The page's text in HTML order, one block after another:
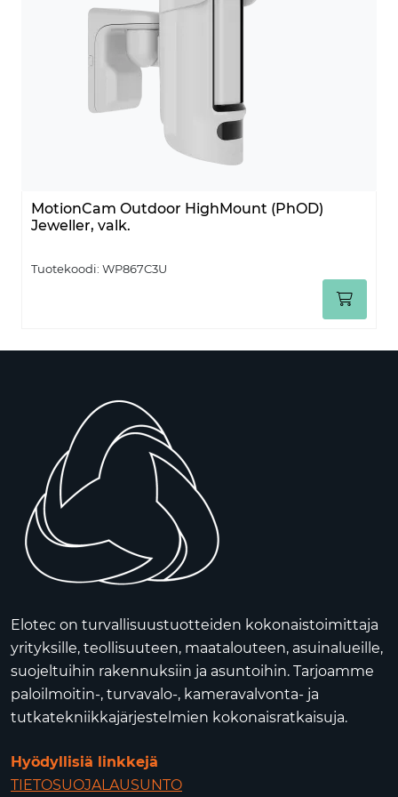
MotionCam Outdoor HighMount (PhOD)
Jeweller, valk.
Tuotekoodi: WP867C3U
Elotec on turvallisuustuotteiden kokonaistoimittaja
yrityksille, teollisuuteen, maatalouteen, asuinalueille,
suojeltuihin rakennuksiin ja asuntoihin. Tarjoamme
paloilmoitin-, turvavalo-, kameravalvonta- ja
tutkatekniikkajärjestelmien kokonaisratkaisuja.
Hyödyllisiä linkkejä
TIETOSUOJALAUSUNTO